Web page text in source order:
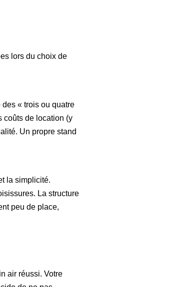
lors du choix de
« trois ou quatre
coûts de location (y
Un propre stand
la simplicité.
La structure
peu de place,
air réussi. Votre